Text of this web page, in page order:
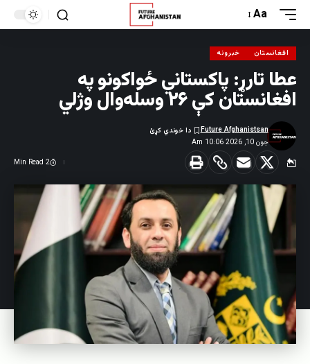
Aa
افغانستان خبرونه
عطا تارړ: پاکستاني ځواکونو په
افغانستان کې ۲۶ وسله‌وال وژلي
جون 10, 2026 10:06 Am
Future Afghanistsan
2 Min Read